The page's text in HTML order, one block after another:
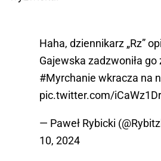
Haha, dziennikarz „Rz”
Gajewska zadzwoniła go
#Myrchanie wkracza na
pic.twitter.com/
— Paweł Rybicki
10, 2024